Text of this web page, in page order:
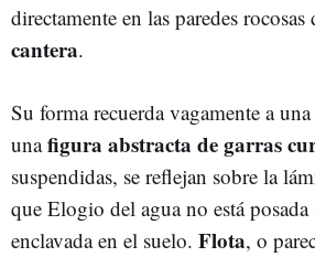
directamente en las paredes rocosas
cantera.
Su forma recuerda vagamente a
unafigura abstracta de garras
suspendidas, se reflejan sobre la
que Elogio del agua no está
enclavada en el suelo. Flota, o